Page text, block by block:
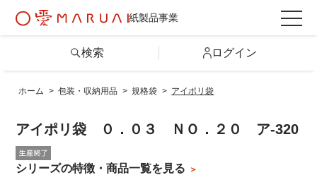
紙製品事業
検索 ログイン
ホーム > 包装・収納用品 > 規格袋 > アイポリ袋
アイポリ袋 ０．０３ ＮＯ．２０ ア-320
シリーズの特徴・商品一覧を見る